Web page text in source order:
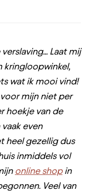
Laat mij
kringloopwinkel,
wat ik mooi vind!
mijn niet per
hoekje van de
even
heel gezellig dus
inmiddels vol
online shopin
Veel van